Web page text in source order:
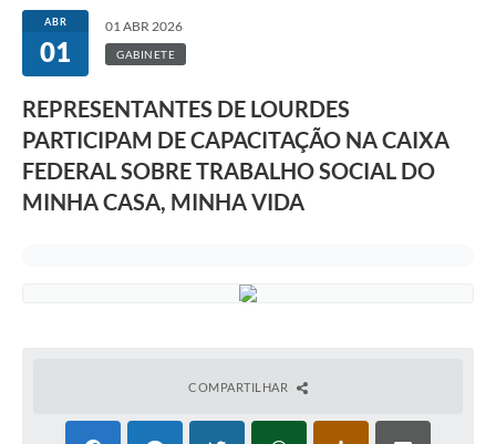
Telefones Úteis
Notícias
Acesso a Informação
Contato
A Prefeitura
ABR
01
01 ABR 2026
GABINETE
REPRESENTANTES DE LOURDES
PARTICIPAM DE CAPACITAÇÃO NA CAIXA
FEDERAL SOBRE TRABALHO SOCIAL DO
MINHA CASA, MINHA VIDA
COMPARTILHAR